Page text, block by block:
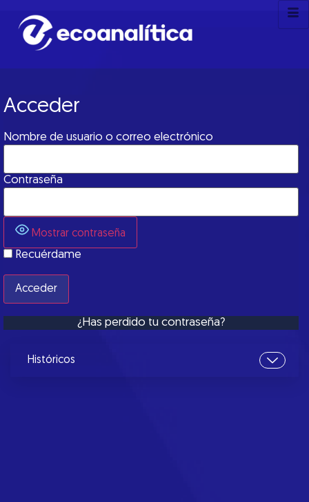
Acceder
Nombre de usuario o correo electrónico
Contraseña
Mostrar contraseña
Recuérdame
¿Has perdido tu contraseña?
Históricos